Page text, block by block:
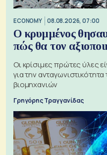
ECONOMY 08.08.2026, 07:00
Ο κρυμμένος
πώς θα τον
Οι κρίσιμες πρώτες ύλες
για την
βιομηχανιών
Γρηγόρης Τραγγανίδας